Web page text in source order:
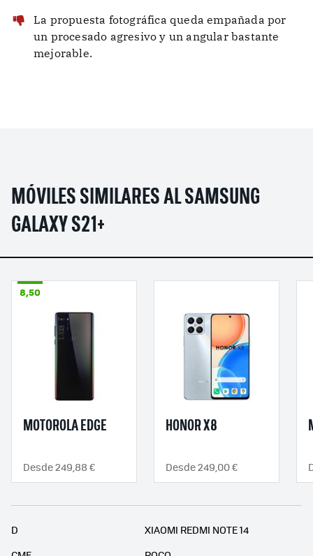
La propuesta fotográfica queda empañada por
un procesado agresivo y un angular bastante
mejorable.
MÓVILES SIMILARES AL SAMSUNG
GALAXY S21+
8,50
MOTOROLA EDGE
Desde 249,88 €
HONOR X8
Desde 249,00 €
D
XIAOMI REDMI NOTE 14